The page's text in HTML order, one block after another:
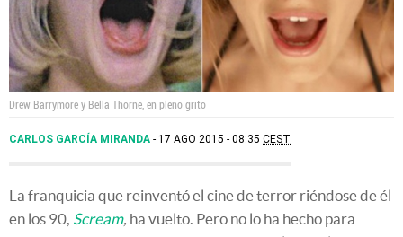
Drew Barrymore y Bella Thorne, en pleno grito
CARLOS GARCÍA MIRANDA 17 AGO 2015 - 08:35 CEST
La franquicia que reinventó el cine de terror riéndose de él
en los 90, Scream, ha vuelto. Pero no lo ha hecho para